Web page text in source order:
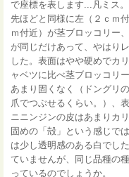
で座標を表します...凡ミス。
先ほどと同様に左（２ｃｍ
ｍ付近）が茎ブロッコリー
が同じだけあって、やはり
した。表面はやや硬めでカ
ャベツに比べ茎ブロッコリ
あまり固くなく（ドングリ
爪でつぶせるくらい。）、
ニニンジンの皮はあまりカ
固めの「殻」という感じで
は少し透明感のある白でし
ていませんが、同じ品種の
っているのでしょうか。